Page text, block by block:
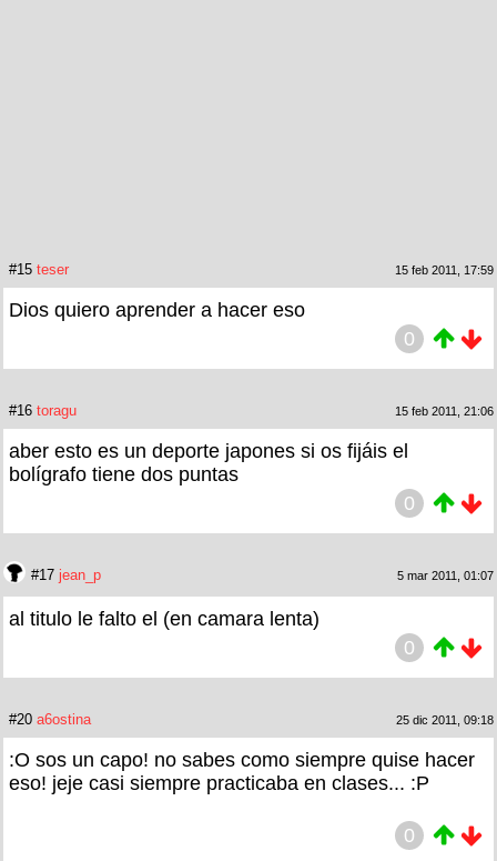
#15 teser 15 feb 2011, 17:59
Dios quiero aprender a hacer eso
0
#16 toragu 15 feb 2011, 21:06
aber esto es un deporte japones si os fijáis el
bolígrafo tiene dos puntas
0
#17 jean_p 5 mar 2011, 01:07
al titulo le falto el (en camara lenta)
0
#20 a6ostina 25 dic 2011, 09:18
:O sos un capo! no sabes como siempre quise hacer
eso! jeje casi siempre practicaba en clases... :P
0